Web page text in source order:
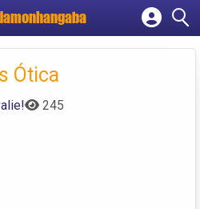
Cadastrar empresa
Fazer login
Criar conta
Ótica
245